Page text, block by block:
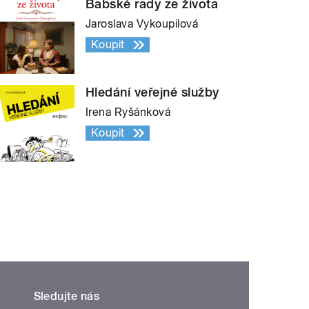
Babské rady ze života
Jaroslava Vykoupilová
Koupit
Hledání veřejné služby
Irena Ryšánková
Koupit
Sledujte nás